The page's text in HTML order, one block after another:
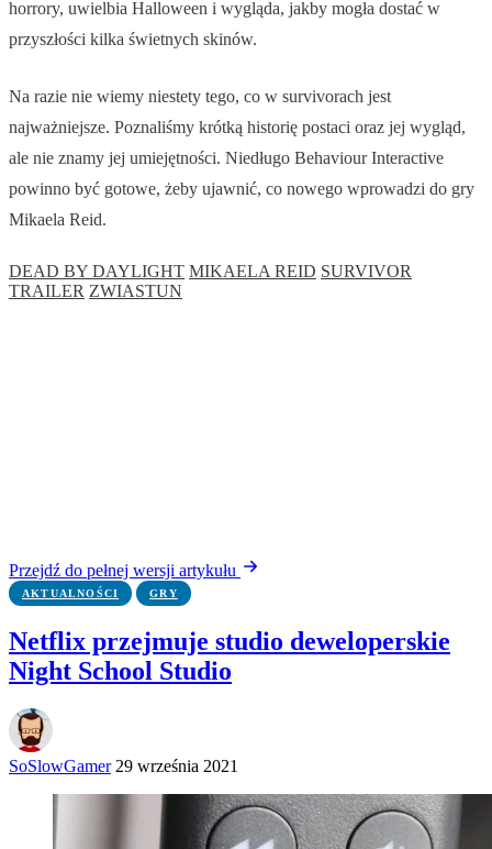
horrory, uwielbia Halloween i wygląda, jakby mogła dostać w
przyszłości kilka świetnych skinów.
Na razie nie wiemy niestety tego, co w survivorach jest
najważniejsze. Poznaliśmy krótką historię postaci oraz jej wygląd,
ale nie znamy jej umiejętności. Niedługo Behaviour Interactive
powinno być gotowe, żeby ujawnić, co nowego wprowadzi do gry
Mikaela Reid.
DEAD BY DAYLIGHT MIKAELA REID SURVIVOR
TRAILER ZWIASTUN
Przejdź do pełnej wersji artykułu
AKTUALNOŚCI GRY
Netflix przejmuje studio deweloperskie
Night School Studio
SoSlowGamer 29 września 2021